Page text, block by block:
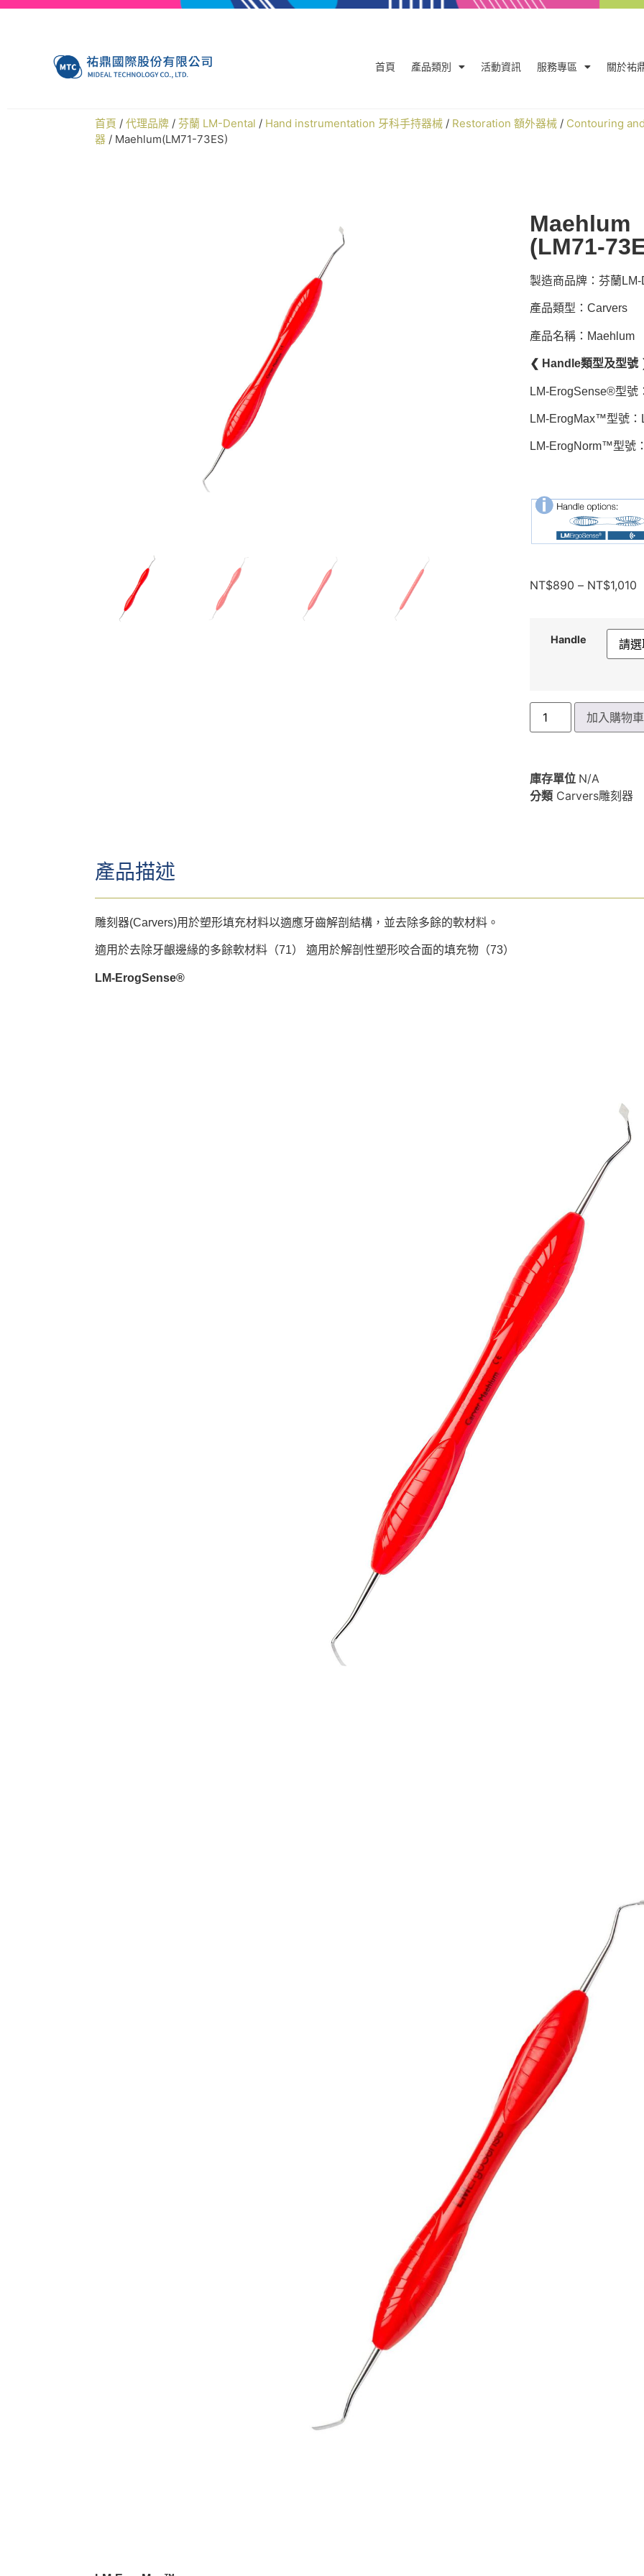
首頁 產品類別 活動資訊 服務專區 關於祐
首頁 / 代理品牌 / 芬蘭 LM-Dental / Hand instrumentation 牙科手持器械 / Restoration 額外器械 / Contouring
器 / Maehlum(LM71-73ES)
Maehlum
(LM71-
製造商品牌：芬蘭
產品類型：Carvers
產品名稱：Maehlum
❮ Handle類型及型號
LM-ErogSense®型號
LM-ErogMax™型號：
LM-ErogNorm™型號
NT$890 – NT$1,010
Handle
加入購物車
庫存單位 N/A
分類 Carvers雕刻器
產品描述
雕刻器(Carvers)用於塑形填充材料以適應牙齒解剖結構，並去除多餘的軟材料。
適用於去除牙齦邊緣的多餘軟材料（71） 適用於解剖性塑形咬合面的填充物（73）
LM-ErogSense®